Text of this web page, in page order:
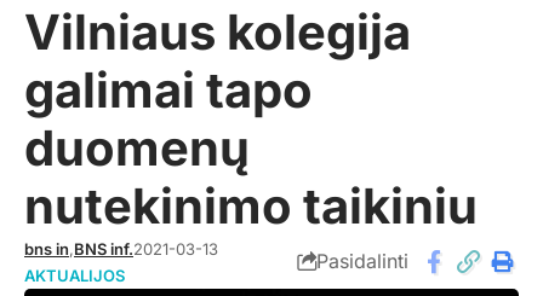
Vilniaus kolegija
galimai tapo
duomenų
nutekinimo taikiniu
bns in,BNS inf.2021-03-13
AKTUALIJOS
Pasidalinti